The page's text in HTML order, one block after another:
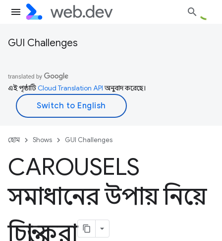
GUI Challenges
এই পৃষ্ঠাটিCloud Translation APIঅনুবাদ করেছে।
হোম Shows GUI Challenges
CAROUSELS
সমাধানের উপায় নিয়ে
চিন্তা করা